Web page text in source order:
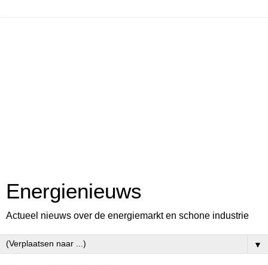
Energienieuws
Actueel nieuws over de energiemarkt en schone industrie
▼